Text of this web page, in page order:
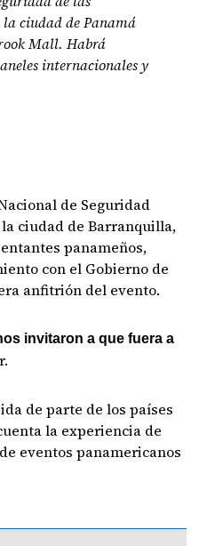
ciudad de Panamá
Mall. Habrá
internacionales y
de Seguridad
ciudad de Barranquilla,
panameños,
con el Gobierno de
anfitrión del evento.
invitaron a que fuera a
de parte de los países
la experiencia de
eventos panamericanos